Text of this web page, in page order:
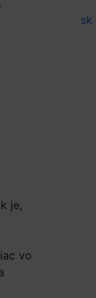
sk
je,
vo